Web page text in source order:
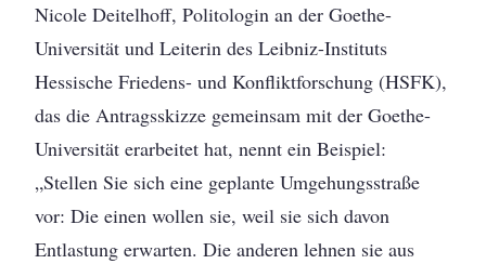
Nicole Deitelhoff, Politologin an der Goethe-
Universität und Leiterin des Leibniz-Instituts
Hessische Friedens- und Konfliktforschung (HSFK),
das die Antragsskizze gemeinsam mit der Goethe-
Universität erarbeitet hat, nennt ein Beispiel:
„Stellen Sie sich eine geplante Umgehungsstraße
vor: Die einen wollen sie, weil sie sich davon
Entlastung erwarten. Die anderen lehnen sie aus